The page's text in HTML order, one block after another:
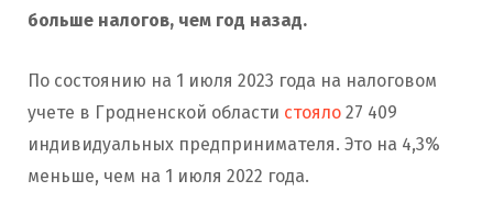
больше налогов, чем год назад.
По состоянию на 1 июля 2023 года на налоговом
учете в Гродненской области стояло 27 409
индивидуальных предпринимателя. Это на 4,3%
меньше, чем на 1 июля 2022 года.